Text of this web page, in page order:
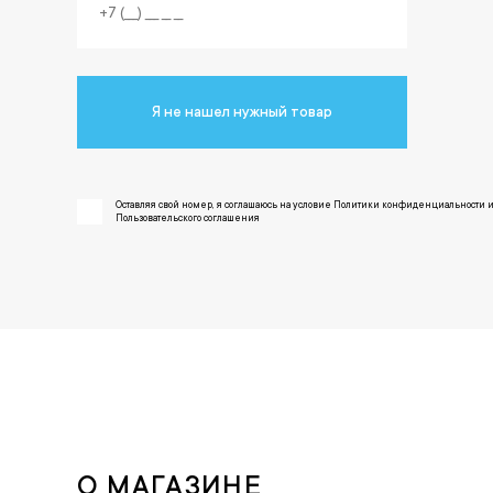
Я не нашел нужный товар
Оставляя свой номер, я соглашаюсь на условие Политики конфиденциальности и
Пользовательского соглашения
О МАГАЗИНЕ